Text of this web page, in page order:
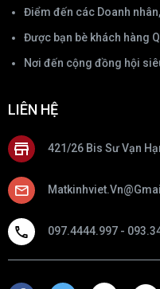
Điểm đến các Doanh
Được bạn bè khách hàng
Nơi đến cộng đồng hội
LIÊN HỆ
421/26 Bis Sư Vạn
097.4444.997 -